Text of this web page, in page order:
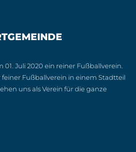
01. Juli 2020 ein reiner Fußballverein.
feiner Fußballverein in einem Stadtteil
uns als Verein für die ganze